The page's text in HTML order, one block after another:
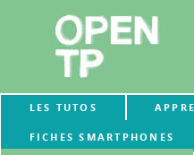
LES TUTOS
FICHES SMARTPHONES